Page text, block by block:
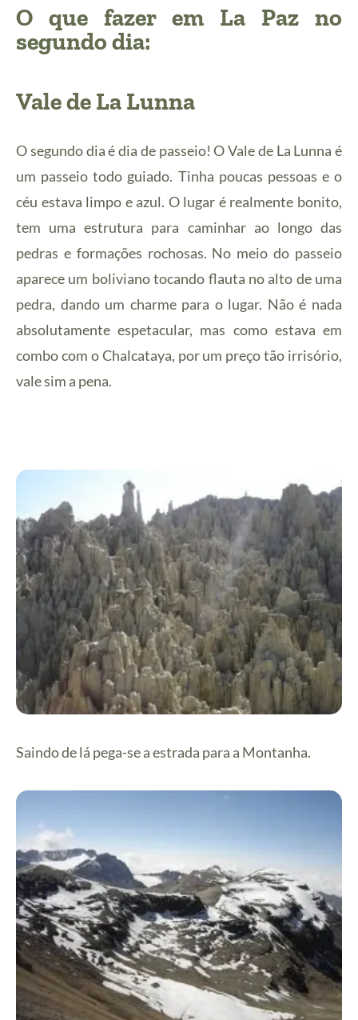
O que fazer em La Paz no
segundo dia:
Vale de La Lunna
O segundo dia é dia de passeio! O Vale de La Lunna é
um passeio todo guiado. Tinha poucas pessoas e o
céu estava limpo e azul. O lugar é realmente bonito,
tem uma estrutura para caminhar ao longo das
pedras e formações rochosas. No meio do passeio
aparece um boliviano tocando flauta no alto de uma
pedra, dando um charme para o lugar. Não é nada
absolutamente espetacular, mas como estava em
combo com o Chalcataya, por um preço tão irrisório,
vale sim a pena.
Saindo de lá pega-se a estrada para a Montanha.